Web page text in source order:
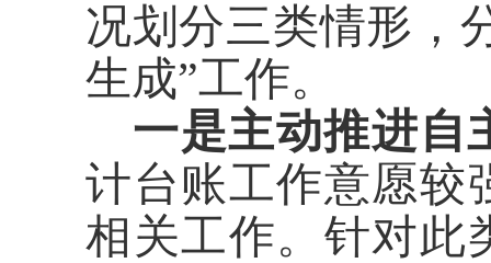
况划分三类情形，
生成”工作。
一是主动推进自
计台账工作意愿较
相关工作。针对此